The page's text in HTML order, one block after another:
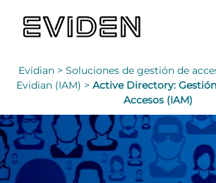
Evidian > Soluciones de gestión de
Evidian (IAM) > Active Directory:
Accesos (IAM)